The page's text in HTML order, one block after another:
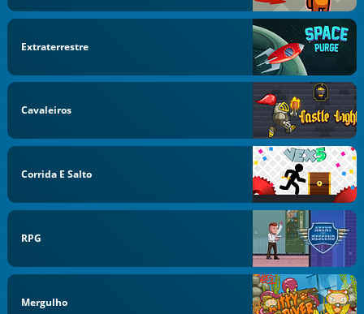
Extraterrestre
Cavaleiros
Corrida E Salto
RPG
Mergulho